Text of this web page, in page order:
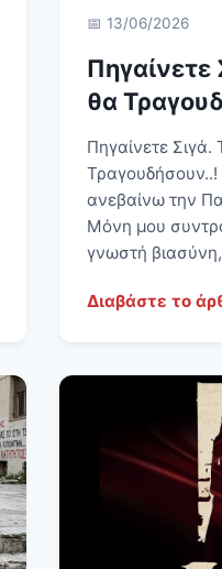
📅 13/06/2026
Πηγαίνετε
θα
Πηγαίνετε
ανεβαίνω την
Μόνη μου
γνωστή
Διαβάστε το